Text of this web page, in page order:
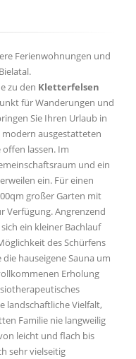
Ferienwohnungen und
zu den Kletterfelsen
für Wanderungen und
Sie Ihren Urlaub in
ausgestatteten
lassen. Im
und ein
ein. Für einen
großer Garten mit
Verfügung. Angrenzend
ein kleiner Bachlauf
des Schürfens
hauseigene Sauna um
Erholung
landschaftliche Vielfalt,
Familie nie langweilig
leicht und flach bis
sehr vielseitig